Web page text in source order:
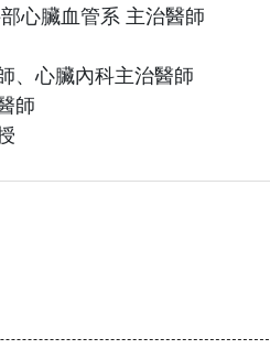
心臟血管系 主治醫師
、心臟內科主治醫師
師